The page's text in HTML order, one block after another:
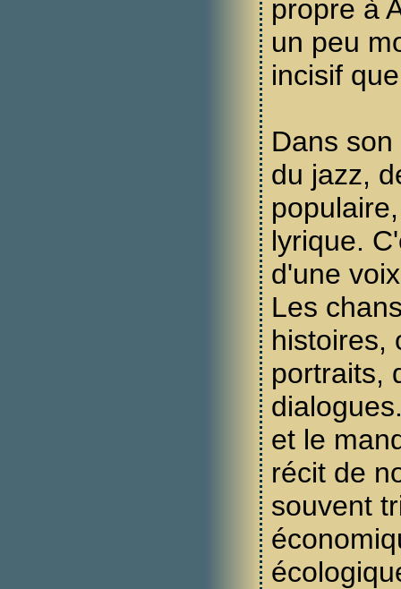
propre à
un peu
incisif
Dans
du jazz,
lyrique.
d'une
Les
histoires,
portraits,
et le
récit de
souvent